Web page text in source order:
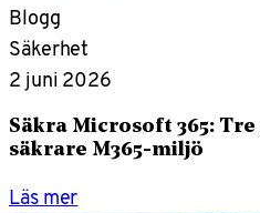
Blogg
Säkerhet
2 juni 2026
Säkra Microsoft 365:
säkrare M365-miljö
Läs mer